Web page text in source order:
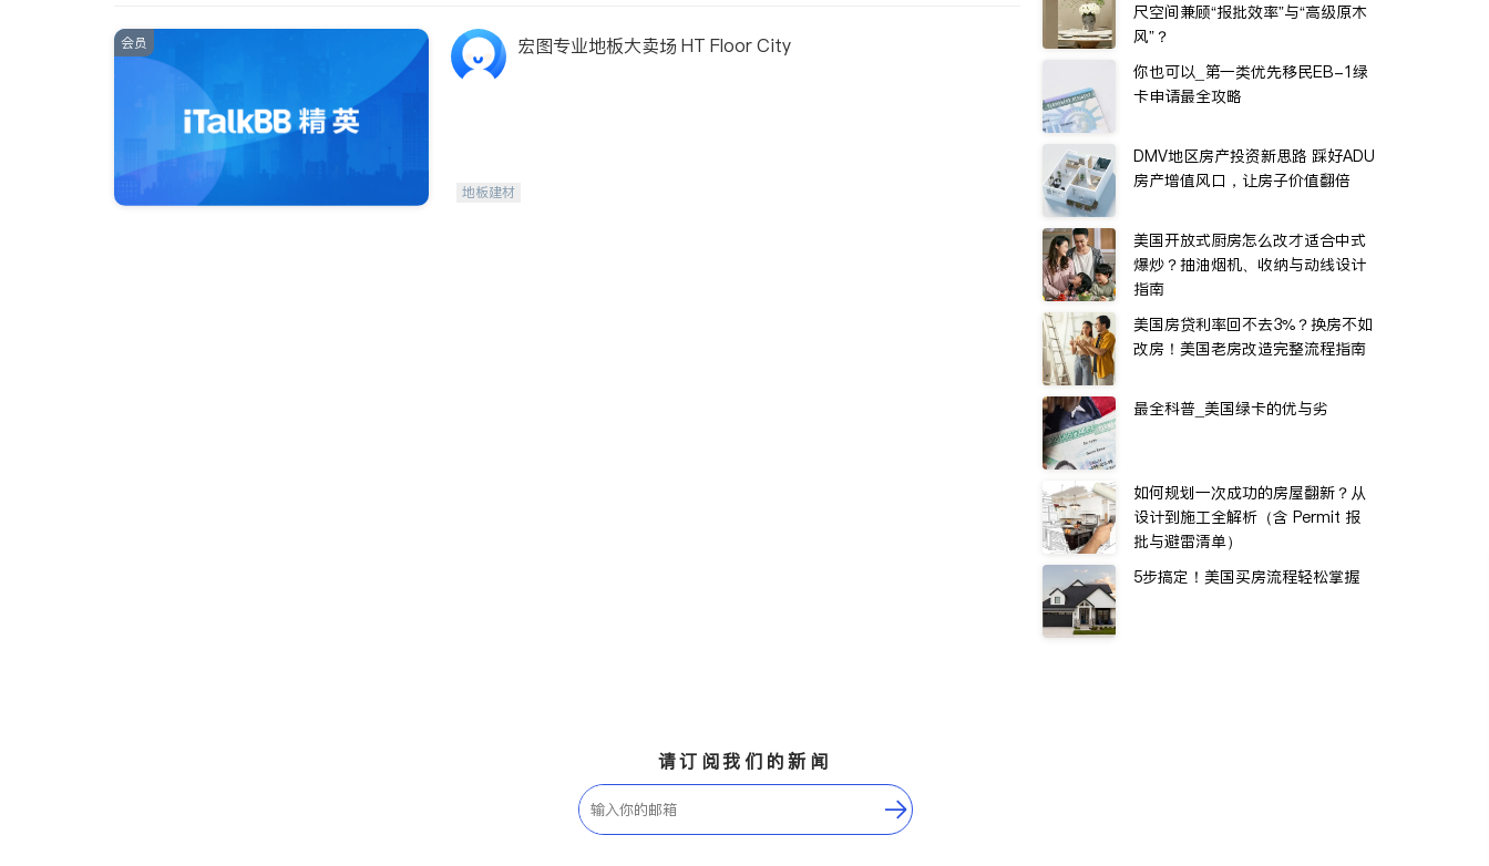
会员 宏图专业地板大卖场 HT Floor City
地板建材
尺空间兼顾“报批效率”与“高级原木
风”？
你也可以_第一类优先移民EB-1绿
卡申请最全攻略
DMV地区房产投资新思路 踩好ADU
房产增值风口，让房子价值翻倍
美国开放式厨房怎么改才适合中式
爆炒？抽油烟机、收纳与动线设计
指南
美国房贷利率回不去3%？换房不如
改房！美国老房改造完整流程指南
最全科普_美国绿卡的优与劣
如何规划一次成功的房屋翻新？从
设计到施工全解析（含 Permit 报
批与避雷清单）
5步搞定！美国买房流程轻松掌握
请订阅我们的新闻